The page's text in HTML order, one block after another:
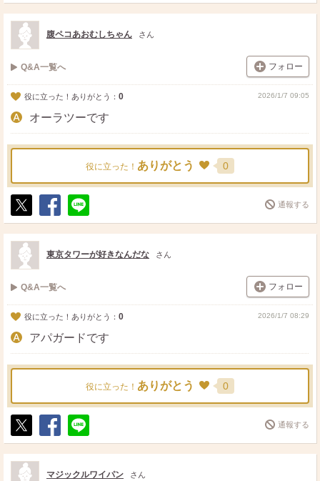
ス
ト
ェ
る
腹ペコあおむしちゃん さん
Q&A一覧へ フォロー
役に立った！ありがとう： 0 2026/1/7 09:05
オーラツーです
役に立った！ ありがとう 0
ポ
ス
ト
シ
ェ
送
る
通報する
東京タワーが好きなんだな さん
Q&A一覧へ フォロー
役に立った！ありがとう： 0 2026/1/7 08:29
アパガードです
役に立った！ ありがとう 0
ポ
ス
ト
シ
ェ
送
る
通報する
マジックルワイパン さん